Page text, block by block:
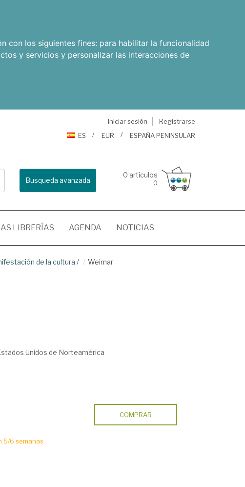
con los siguientes fines: para habilitar la funcionalidad
y servicios y personalizar las interacciones de
Iniciar sesión
Registrarse
ES
EUR ESPAÑA PENINSULAR
Busqueda avanzada
0 artículos
0
LIBRERÍAS AGENDA NOTICIAS
de la cultura / Weimar
Unidos de Norteamérica
5/6 semanas.
COMPRAR